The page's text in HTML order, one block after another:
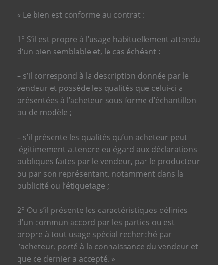
« Le bien est conforme au contrat :
1° S’il est propre à l’usage habituellement attendu
d’un bien semblable et, le cas échéant :
– s’il correspond à la description donnée par le
vendeur et possède les qualités que celui-ci a
présentées à l’acheteur sous forme d’échantillon
ou de modèle ;
– s’il présente les qualités qu’un acheteur peut
légitimement attendre eu égard aux déclarations
publiques faites par le vendeur, par le producteur
ou par son représentant, notamment dans la
publicité ou l’étiquetage ;
2° Ou s’il présente les caractéristiques définies
d’un commun accord par les parties ou est
propre à tout usage spécial recherché par
l’acheteur, porté à la connaissance du vendeur et
que ce dernier a accepté. »